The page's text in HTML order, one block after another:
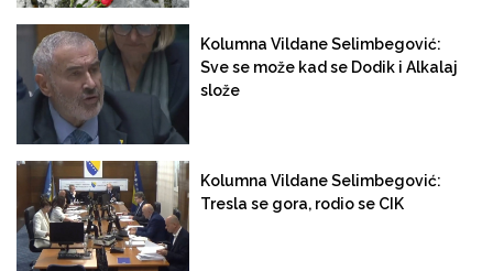
Kolumna Vildane Selimbegović:
Sve se može kad se Dodik i Alkalaj
slože
Kolumna Vildane Selimbegović:
Tresla se gora, rodio se CIK